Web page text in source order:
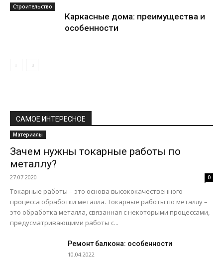
Строительство
Каркасные дома: преимущества и
особенности
САМОЕ ИНТЕРЕСНОЕ
Материалы
Зачем нужны токарные работы по
металлу?
27.07.2020 0
Токарные работы – это основа высококачественного
процесса обработки металла. Токарные работы по металлу –
это обработка металла, связанная с некоторыми процессами,
предусматривающими работы с...
Ремонт балкона: особенности
10.04.2022